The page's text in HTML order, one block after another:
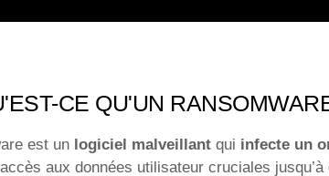
CE QU'UN
est un logiciel malveillantqui infecte un
aux données utilisateur cruciales jusqu’à